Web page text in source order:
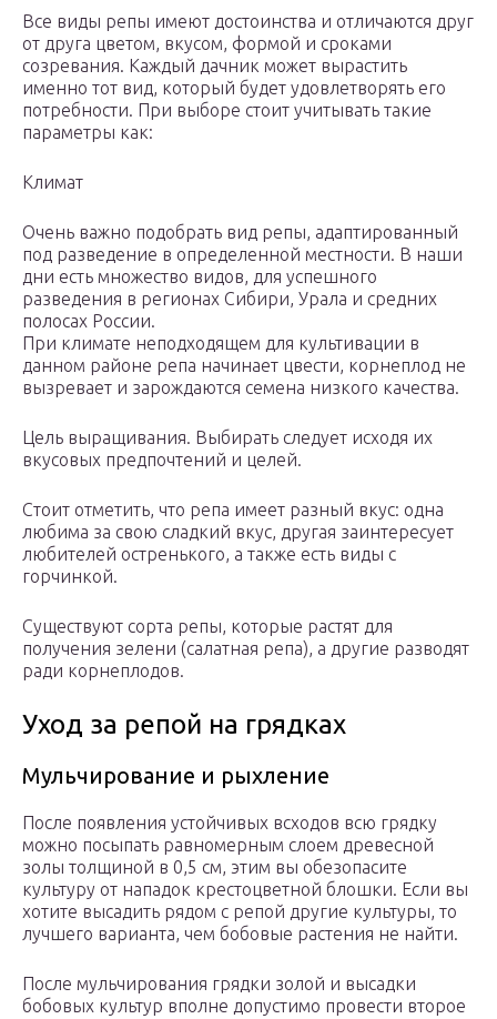
Все виды репы имеют достоинства и отличаются друг
от друга цветом, вкусом, формой и сроками
созревания. Каждый дачник может вырастить
именно тот вид, который будет удовлетворять его
потребности. При выборе стоит учитывать такие
параметры как:
Климат
Очень важно подобрать вид репы, адаптированный
под разведение в определенной местности. В наши
дни есть множество видов, для успешного
разведения в регионах Сибири, Урала и средних
полосах России.
При климате неподходящем для культивации в
данном районе репа начинает цвести, корнеплод не
вызревает и зарождаются семена низкого качества.
Цель выращивания. Выбирать следует исходя их
вкусовых предпочтений и целей.
Стоит отметить, что репа имеет разный вкус: одна
любима за свою сладкий вкус, другая заинтересует
любителей остренького, а также есть виды с
горчинкой.
Существуют сорта репы, которые растят для
получения зелени (салатная репа), а другие разводят
ради корнеплодов.
Уход за репой на грядках
Мульчирование и рыхление
После появления устойчивых всходов всю грядку
можно посыпать равномерным слоем древесной
золы толщиной в 0,5 см, этим вы обезопасите
культуру от нападок крестоцветной блошки. Если вы
хотите высадить рядом с репой другие культуры, то
лучшего варианта, чем бобовые растения не найти.
После мульчирования грядки золой и высадки
бобовых культур вполне допустимо провести второе